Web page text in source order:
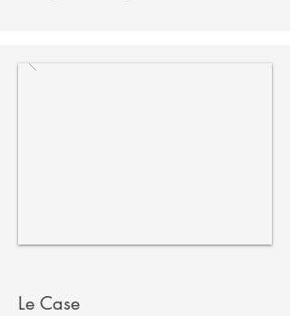
• La Corte Meravigliosa
Le Case